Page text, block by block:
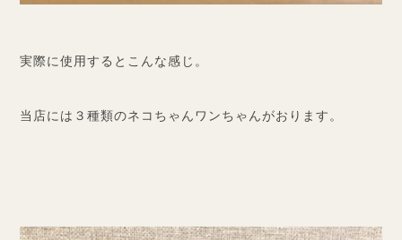
実際に使用するとこんな感じ。
当店には３種類のネコちゃんワンちゃんがおります。